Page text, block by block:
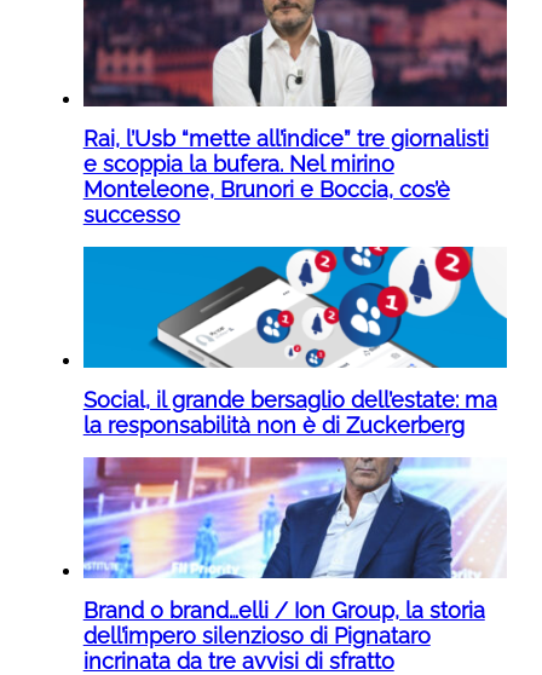
Rai, l’Usb “mette all’indice” tre giornalisti
e scoppia la bufera. Nel mirino
Monteleone, Brunori e Boccia, cos’è
successo
Social, il grande bersaglio dell’estate: ma
la responsabilità non è di Zuckerberg
Brand o brand…elli / Ion Group, la storia
dell’impero silenzioso di Pignataro
incrinata da tre avvisi di sfratto